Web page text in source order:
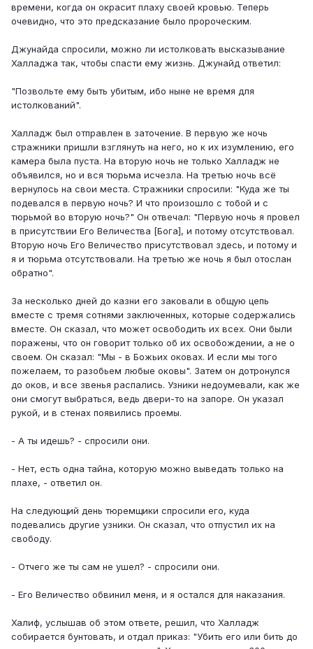
времени, когда он окрасит плаху своей кровью. Теперь
очевидно, что это предсказание было пророческим.
Джунайда спросили, можно ли истолковать высказывание
Халладжа так, чтобы спасти ему жизнь. Джунайд ответил:
"Позвольте ему быть убитым, ибо ныне не время для
истолкований".
Халладж был отправлен в заточение. В первую же ночь
стражники пришли взглянуть на него, но к их изумлению, его
камера была пуста. На вторую ночь не только Халладж не
объявился, но и вся тюрьма исчезла. На третью ночь всё
вернулось на свои места. Стражники спросили: "Куда же ты
подевался в первую ночь? И что произошло с тобой и с
тюрьмой во вторую ночь?" Он отвечал: "Первую ночь я провел
в присутствии Его Величества [Бога], и потому отсутствовал.
Вторую ночь Его Величество присутствовал здесь, и потому и
я и тюрьма отсутствовали. На третью же ночь я был отослан
обратно".
За несколько дней до казни его заковали в общую цепь
вместе с тремя сотнями заключенных, которые содержались
вместе. Он сказал, что может освободить их всех. Они были
поражены, что он говорит только об их освобождении, а не о
своем. Он сказал: "Мы - в Божьих оковах. И если мы того
пожелаем, то разобьем любые оковы". Затем он дотронулся
до оков, и все звенья распались. Узники недоумевали, как же
они смогут выбраться, ведь двери-то на запоре. Он указал
рукой, и в стенах появились проемы.
- А ты идешь? - спросили они.
- Нет, есть одна тайна, которую можно выведать только на
плахе, - ответил он.
На следующий день тюремщики спросили его, куда
подевались другие узники. Он сказал, что отпустил их на
свободу.
- Отчего же ты сам не ушел? - спросили они.
- Его Величество обвинил меня, и я остался для наказания.
Халиф, услышав об этом ответе, решил, что Халладж
собирается бунтовать, и отдал приказ: "Убить его или бить до